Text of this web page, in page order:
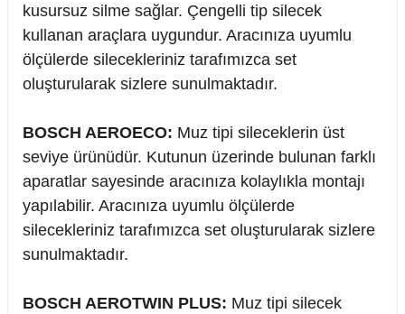
Rulman
kusursuz silme sağlar. Çengelli tip silecek
kullanan araçlara uygundur. Aracınıza uyumlu
ölçülerde silecekleriniz tarafımızca set
oluşturularak sizlere sunulmaktadır.
BOSCH AEROECO: Muz tipi sileceklerin üst
seviye ürünüdür. Kutunun üzerinde bulunan farklı
aparatlar sayesinde aracınıza kolaylıkla montajı
yapılabilir. Aracınıza uyumlu ölçülerde
silecekleriniz tarafımızca set oluşturularak sizlere
sunulmaktadır.
BOSCH AEROTWIN PLUS: Muz tipi silecek